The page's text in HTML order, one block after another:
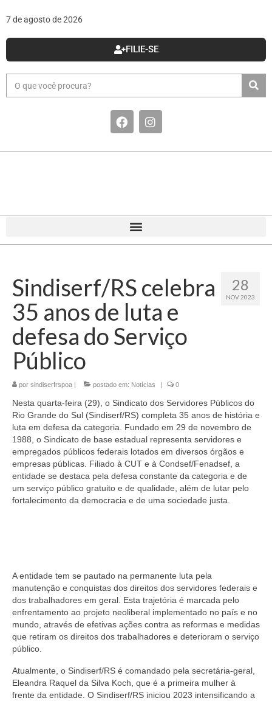
7 de agosto de 2026
FILIE-SE
28
NOV 2023
Sindiserf/RS celebra
35 anos de luta e
defesa do Serviço
Público
por sindiserfrspoa | postado em: Notícias | 0
Nesta quarta-feira (29), o Sindicato dos Servidores Públicos do
Rio Grande do Sul (Sindiserf/RS) completa 35 anos de história e
luta em defesa da categoria. Fundado em 29 de novembro de
1988, o Sindicato de base estadual representa servidores e
empregados públicos federais lotados em diversos órgãos e
empresas públicas. Filiado à CUT e à Condsef/Fenadsef, a
entidade se destaca pela defesa constante da categoria e de
um serviço público gratuito e de qualidade, além de lutar pelo
fortalecimento da democracia e de uma sociedade justa.
A entidade tem se pautado na permanente luta pela
manutenção e conquistas dos direitos dos servidores federais e
dos trabalhadores em geral. Esta trajetória é marcada pelo
enfrentamento ao projeto neoliberal implementado no país e no
mundo, através de efetivas ações contra as reformas e medidas
que retiram os direitos dos trabalhadores e deterioram o serviço
público.
Atualmente, o Sindiserf/RS é comandado pela secretária-geral,
Eleandra Raquel da Silva Koch, que é a primeira mulher à
frente da entidade. O Sindiserf/RS iniciou 2023 intensificando a